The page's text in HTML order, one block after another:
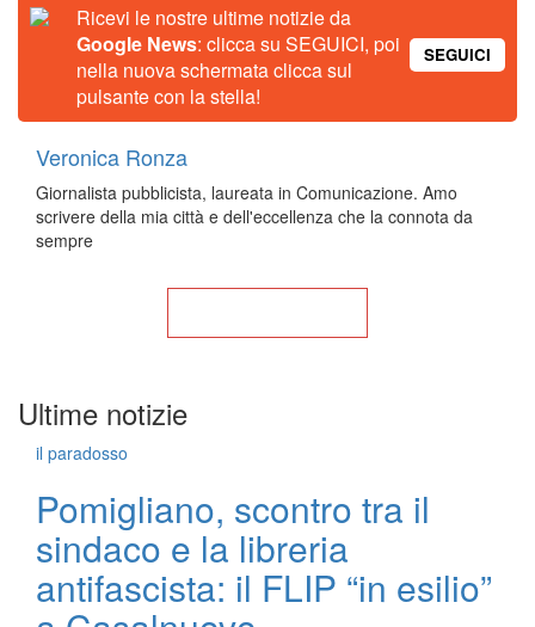
Ricevi le nostre ultime notizie da
Google News: clicca su SEGUICI, poi
nella nuova schermata clicca sul
pulsante con la stella!
SEGUICI
Veronica Ronza
Giornalista pubblicista, laureata in Comunicazione. Amo
scrivere della mia città e dell'eccellenza che la connota da
sempre
Ultime notizie
il paradosso
Pomigliano, scontro tra il
sindaco e la libreria
antifascista: il FLIP “in esilio”